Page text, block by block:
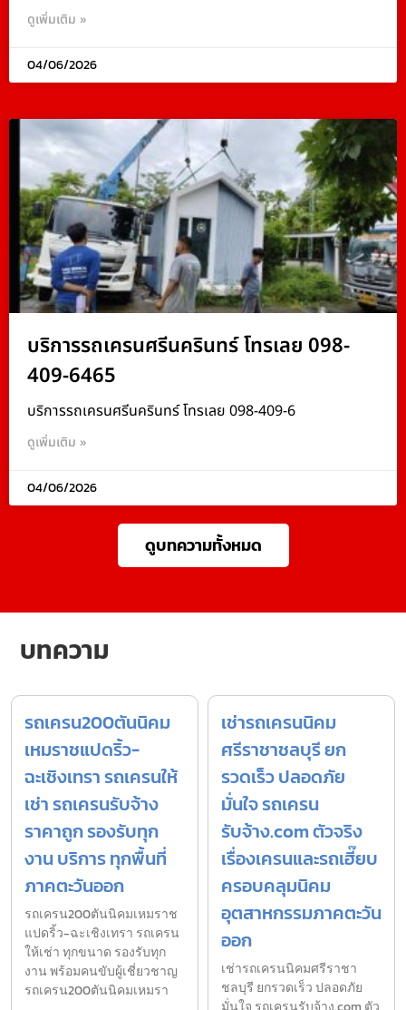
ดูเพิ่มเติม »
04/06/2026
บริการรถเครนศรีนครินทร์ โทรเลย 098-
409-6465
บริการรถเครนศรีนครินทร์ โทรเลย 098-409-6
ดูเพิ่มเติม »
04/06/2026
ดูบทความทั้งหมด
บทความ
รถเครน200ตันนิคม
เหมราชแปดริ้ว-
ฉะเชิงเทรา รถเครนให้
เช่า รถเครนรับจ้าง
ราคาถูก รองรับทุก
งาน บริการ ทุกพื้นที่
ภาคตะวันออก
รถเครน200ตันนิคมเหมราช
แปดริ้ว-ฉะเชิงเทรา รถเครน
ให้เช่า ทุกขนาด รองรับทุก
งาน พร้อมคนขับผู้เชี่ยวชาญ
รถเครน200ตันนิคมเหมรา
เช่ารถเครนนิคม
ศรีราชาชลบุรี ยก
รวดเร็ว ปลอดภัย
มั่นใจ รถเครน
รับจ้าง.com ตัวจริง
เรื่องเครนและรถเฮี๊ยบ
ครอบคลุมนิคม
อุตสาหกรรมภาคตะวัน
ออก
เช่ารถเครนนิคมศรีราชา
ชลบุรี ยกรวดเร็ว ปลอดภัย